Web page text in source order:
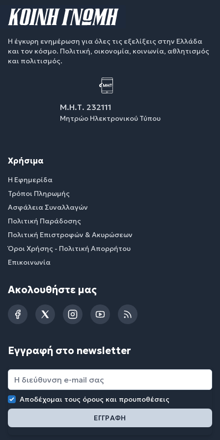
Η έγκυρη ενημέρωση για όλες τις εξελίξεις στην Ελλάδα
και τον κόσμο. Πολιτική, οικονομία, κοινωνία, αθλητισμός
και πολιτισμός.
Μ.Η.Τ. 232111
Μητρώο Ηλεκτρονικού Τύπου
Χρήσιμα
Η Εφημερίδα
Τρόποι Πληρωμής
Ασφάλεια Συναλλαγών
Πολιτική Παράδοσης
Πολιτική Επιστροφών & Ακυρώσεων
Όροι Χρήσης - Πολιτική Απορρήτου
Επικοινωνία
Ακολουθήστε μας
FacebookTwitterInstagramYouTubeRSS
Εγγραφή στο newsletter
Αποδέχομαι τους όρους και προυποθέσεις